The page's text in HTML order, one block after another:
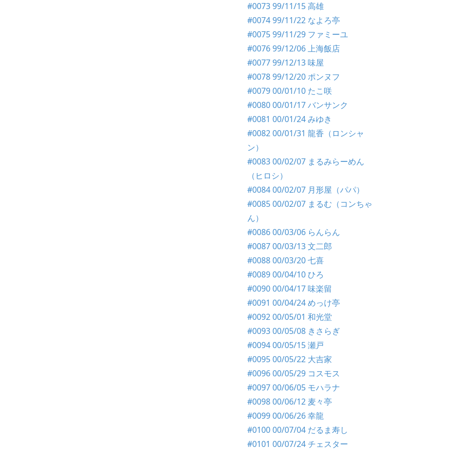
#0073 99/11/15 高雄
#0074 99/11/22 なよろ亭
#0075 99/11/29 ファミーユ
#0076 99/12/06 上海飯店
#0077 99/12/13 味屋
#0078 99/12/20 ポンヌフ
#0079 00/01/10 たこ咲
#0080 00/01/17 バンサンク
#0081 00/01/24 みゆき
#0082 00/01/31 龍香（ロンシャ
ン）
#0083 00/02/07 まるみらーめん
（ヒロシ）
#0084 00/02/07 月形屋（パパ）
#0085 00/02/07 まるむ（コンちゃ
ん）
#0086 00/03/06 らんらん
#0087 00/03/13 文二郎
#0088 00/03/20 七喜
#0089 00/04/10 ひろ
#0090 00/04/17 味楽留
#0091 00/04/24 めっけ亭
#0092 00/05/01 和光堂
#0093 00/05/08 きさらぎ
#0094 00/05/15 瀬戸
#0095 00/05/22 大吉家
#0096 00/05/29 コスモス
#0097 00/06/05 モハラナ
#0098 00/06/12 麦々亭
#0099 00/06/26 幸龍
#0100 00/07/04 だるま寿し
#0101 00/07/24 チェスター